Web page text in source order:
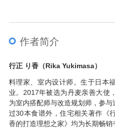
作者简介
行正 り香（Rika Yukimasa）
料理家、室内设计师。生于日本
业。2017年被选为丹麦亲善大使
为室内搭配师与改造规划师，参
过30本食谱外，住宅相关著作《
香的打造理想之家》均为长期畅